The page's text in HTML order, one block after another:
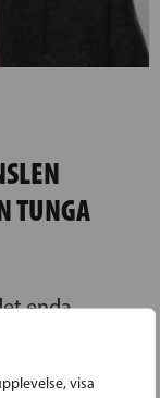
visa
TUNGA
enda
trafiken?